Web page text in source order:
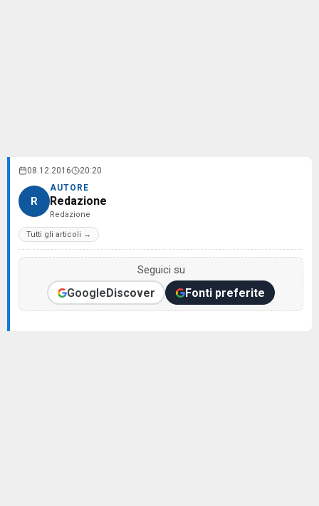
08.12.2016 20:20
R
AUTORE
Redazione
Redazione
Tutti gli articoli →
Seguici su
GoogleDiscover Fonti preferite